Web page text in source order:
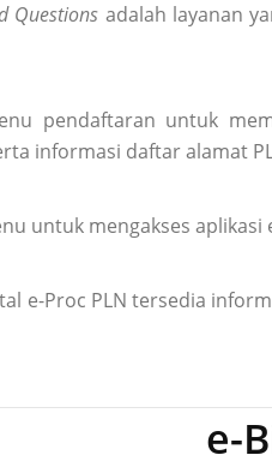
Questions adalah layanan
pendaftaran untuk
informasi daftar alamat
untuk mengakses
e-Proc PLN tersedia
e-